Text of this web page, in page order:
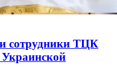
сотрудники ТЦК